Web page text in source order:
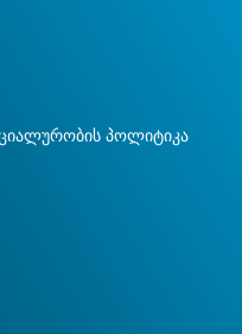
პოლიტიკა